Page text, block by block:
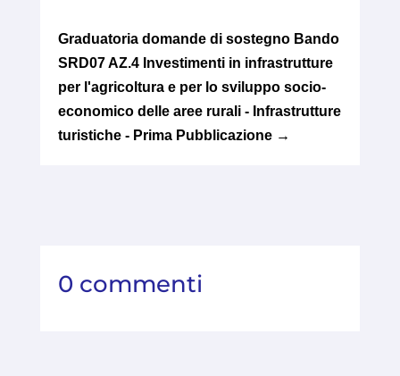
Graduatoria domande di sostegno Bando
SRD07 AZ.4 Investimenti in infrastrutture
per l'agricoltura e per lo sviluppo socio-
economico delle aree rurali - Infrastrutture
turistiche - Prima Pubblicazione→
0 commenti